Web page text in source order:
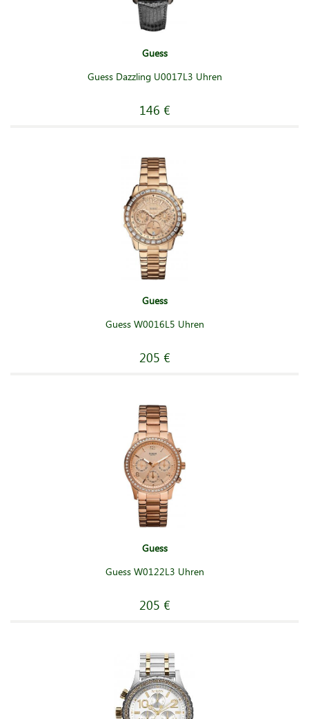
Guess
Guess Dazzling U0017L3 Uhren
146 €
Guess
Guess W0016L5 Uhren
205 €
Guess
Guess W0122L3 Uhren
205 €